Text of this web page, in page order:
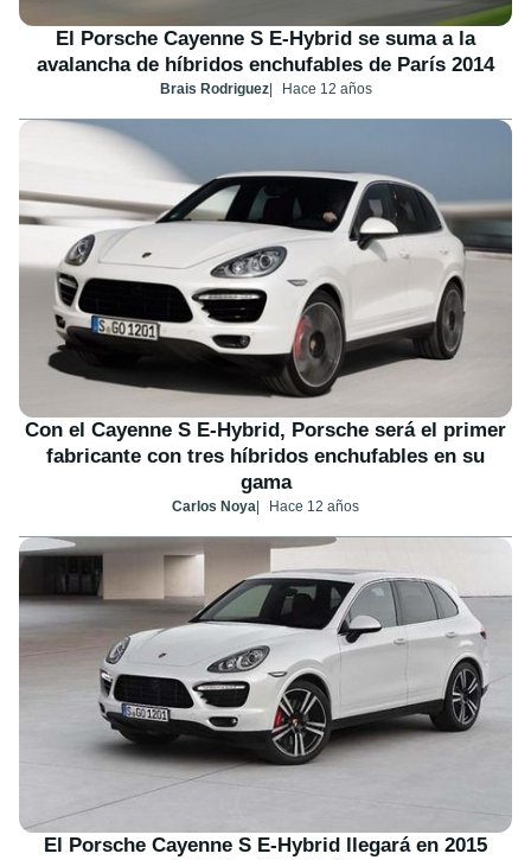
El Porsche Cayenne S E-Hybrid se suma a la
avalancha de híbridos enchufables de París 2014
Brais Rodriguez Hace 12 años
Con el Cayenne S E-Hybrid, Porsche será el primer
fabricante con tres híbridos enchufables en su
gama
Carlos Noya Hace 12 años
El Porsche Cayenne S E-Hybrid llegará en 2015